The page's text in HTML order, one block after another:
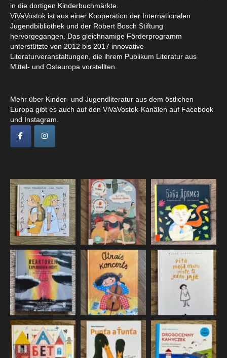
in die dortigen Kinderbuchmärkte.
ViVaVostok ist aus einer Kooperation der Internationalen
Jugendbibliothek und der Robert Bosch Stiftung
hervorgegangen. Das gleichnamige Förderprogramm
unterstützte von 2012 bis 2017 innovative
Literaturveranstaltungen, die ihrem Publikum Literatur aus
Mittel- und Osteuropa vorstellten.
Mehr über Kinder- und Jugendliteratur aus dem östlichen
Europa gibt es auch auf den ViVaVostok-Kanälen auf Facebook
und Instagram.